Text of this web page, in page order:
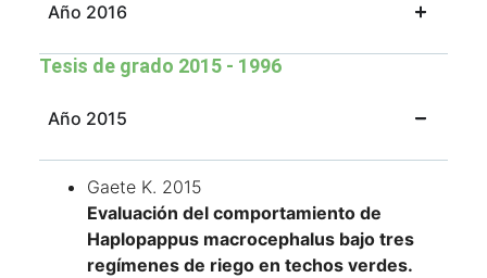
Año 2016
Tesis de grado 2015 - 1996
Año 2015
Gaete K. 2015
Evaluación del comportamiento de
Haplopappus macrocephalus bajo tres
regímenes de riego en techos verdes.